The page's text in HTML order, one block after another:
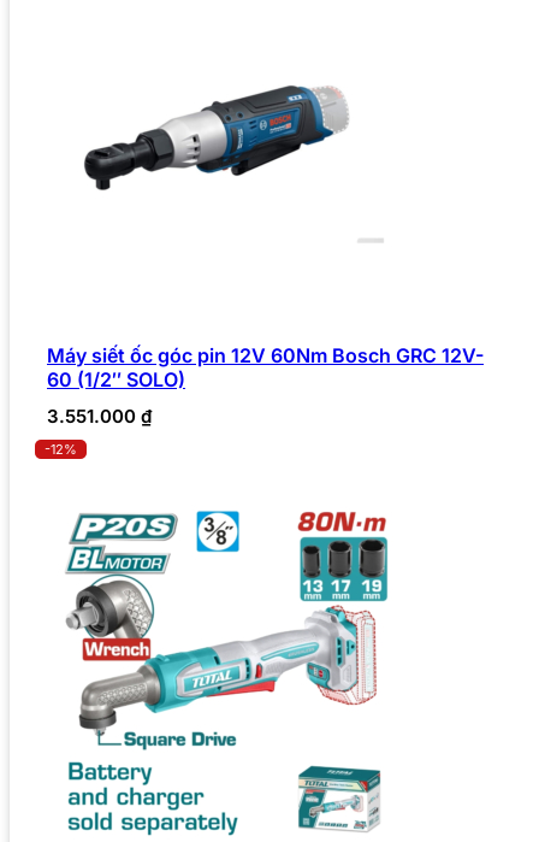
Máy siết ốc góc pin 12V 60Nm Bosch GRC 12V-
60 (1/2″ SOLO)
3.551.000 ₫
-12%